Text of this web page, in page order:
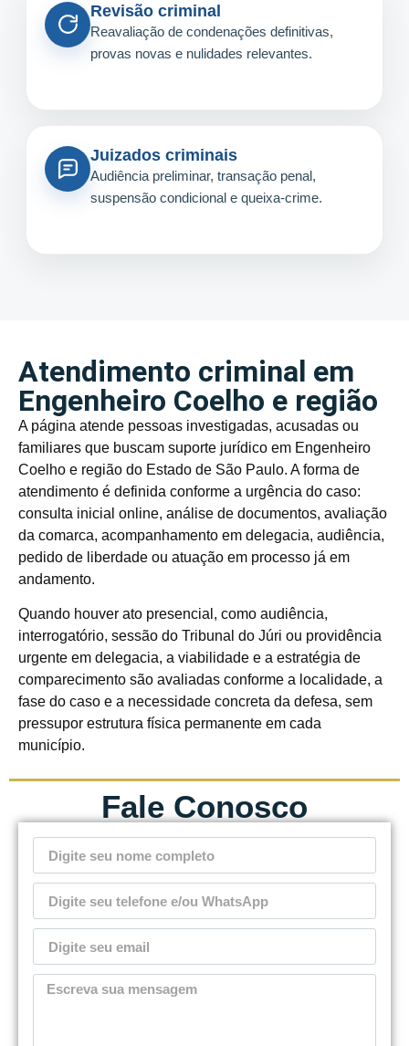
Revisão criminal
Reavaliação de condenações definitivas,
provas novas e nulidades relevantes.
Juizados criminais
Audiência preliminar, transação penal,
suspensão condicional e queixa-crime.
Atendimento criminal em
Engenheiro Coelho e região
A página atende pessoas investigadas, acusadas ou
familiares que buscam suporte jurídico em Engenheiro
Coelho e região do Estado de São Paulo. A forma de
atendimento é definida conforme a urgência do caso:
consulta inicial online, análise de documentos, avaliação
da comarca, acompanhamento em delegacia, audiência,
pedido de liberdade ou atuação em processo já em
andamento.
Quando houver ato presencial, como audiência,
interrogatório, sessão do Tribunal do Júri ou providência
urgente em delegacia, a viabilidade e a estratégia de
comparecimento são avaliadas conforme a localidade, a
fase do caso e a necessidade concreta da defesa, sem
pressupor estrutura física permanente em cada
município.
Fale Conosco